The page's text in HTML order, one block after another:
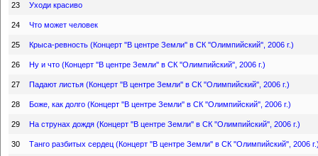
23 Уходи красиво
24 Что может человек
25 Крыса-ревность (Концерт ''В центре Земли'' в СК ''Олимпийский'', 2006 г.)
26 Ну и что (Концерт ''В центре Земли'' в СК ''Олимпийский'', 2006 г.)
27 Падают листья (Концерт ''В центре Земли'' в СК ''Олимпийский'', 2006 г.)
28 Боже, как долго (Концерт ''В центре Земли'' в СК ''Олимпийский'', 2006 г.)
29 На струнах дождя (Концерт ''В центре Земли'' в СК ''Олимпийский'', 2006 г.)
30 Танго разбитых сердец (Концерт ''В центре Земли'' в СК ''Олимпийский'', 2006